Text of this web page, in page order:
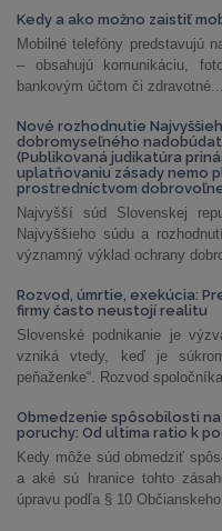
Kedy a ako možno zaistiť
Mobilné telefóny predstavujú
– obsahujú komunikáciu,
bankovým účtom či zdravotné...
Nové rozhodnutie
dobromyseľného
(Publikovaná judikatúra
uplatňovaniu zásady nemo
prostredníctvom
Najvyšší súd Slovenskej
Najvyššieho súdu a
významný výklad ochrany
Rozvod, úmrtie, exekúcia:
firmy často neustojí realitu
Slovenské podnikanie je
vzniká vtedy, keď je
peňaženke“. Rozvod
Obmedzenie spôsobilosti
poruchy: Od ultima ratio k
Kedy môže súd obmedziť
a aké sú hranice tohto
úpravu podľa § 10